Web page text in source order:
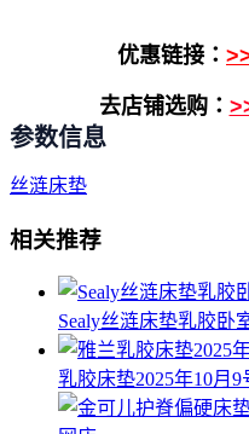
优惠链接：
去店铺选购：
参数信息
丝涟床垫
相关推荐
Sealy丝涟床垫乳胶卧
乳胶床垫2025年10月